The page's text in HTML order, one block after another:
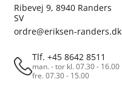
Ribevej 9, 8940 Randers
SV
ordre@eriksen-randers.dk
Tlf. +45 8642 8511
man. - tor kl. 07.30 - 16.00
fre. 07.30 - 15.00